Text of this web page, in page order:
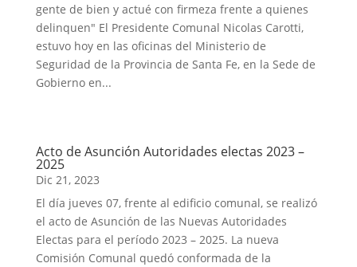
gente de bien y actué con firmeza frente a quienes
delinquen" El Presidente Comunal Nicolas Carotti,
estuvo hoy en las oficinas del Ministerio de
Seguridad de la Provincia de Santa Fe, en la Sede de
Gobierno en...
Acto de Asunción Autoridades electas 2023 –
2025
Dic 21, 2023
El día jueves 07, frente al edificio comunal, se realizó
el acto de Asunción de las Nuevas Autoridades
Electas para el período 2023 – 2025. La nueva
Comisión Comunal quedó conformada de la